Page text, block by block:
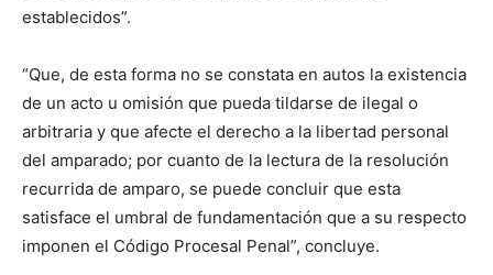
establecidos”.
“Que, de esta forma no se constata en autos la existencia
de un acto u omisión que pueda tildarse de ilegal o
arbitraria y que afecte el derecho a la libertad personal
del amparado; por cuanto de la lectura de la resolución
recurrida de amparo, se puede concluir que esta
satisface el umbral de fundamentación que a su respecto
imponen el Código Procesal Penal”, concluye.